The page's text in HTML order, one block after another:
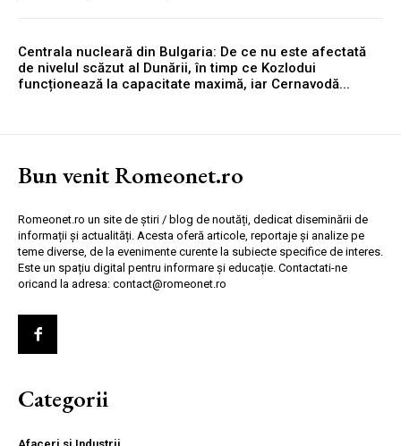
Centrala nucleară din Bulgaria: De ce nu este afectată
de nivelul scăzut al Dunării, în timp ce Kozlodui
funcționează la capacitate maximă, iar Cernavodă...
Bun venit Romeonet.ro
Romeonet.ro un site de știri / blog de noutăți, dedicat diseminării de
informații și actualități. Acesta oferă articole, reportaje și analize pe
teme diverse, de la evenimente curente la subiecte specifice de interes.
Este un spațiu digital pentru informare și educație. Contactati-ne
oricand la adresa: contact@romeonet.ro
Categorii